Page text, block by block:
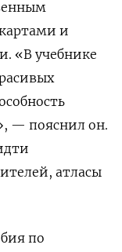
и
«В учебнике
— пояснил он.
атласы
по